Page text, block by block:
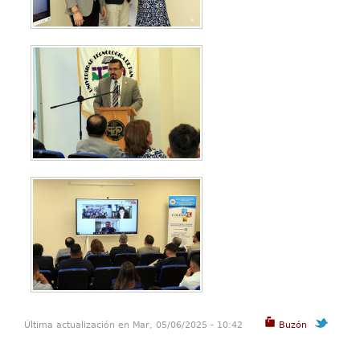
Buzón
Última actualización en Mar, 05/06/2025 - 10:42